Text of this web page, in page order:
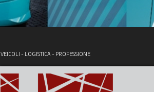
VEICOLI - LOGISTICA - PROFESSIONE